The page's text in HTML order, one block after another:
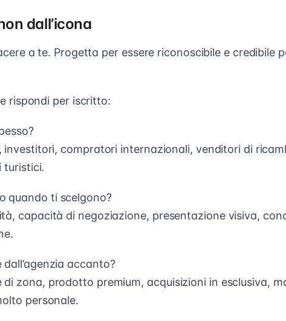
dall’icona
a te. Progetta per essere riconoscibile e credibile
rispondi per iscritto:
investitori, compratori internazionali, venditori di
turistici.
quando ti scelgono?
capacità di negoziazione, presentazione visiva,
accanto?
di zona, prodotto premium, acquisizioni in esclusiva,
personale.